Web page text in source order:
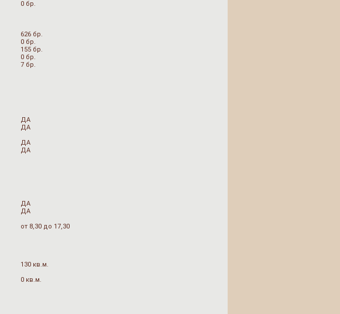
0 бр.
626 бр.
0 бр.
155 бр.
0 бр.
7 бр.
ДА
ДА
ДА
ДА
ДА
ДА
от 8,30 до 17,30
130 кв.м.
0 кв.м.